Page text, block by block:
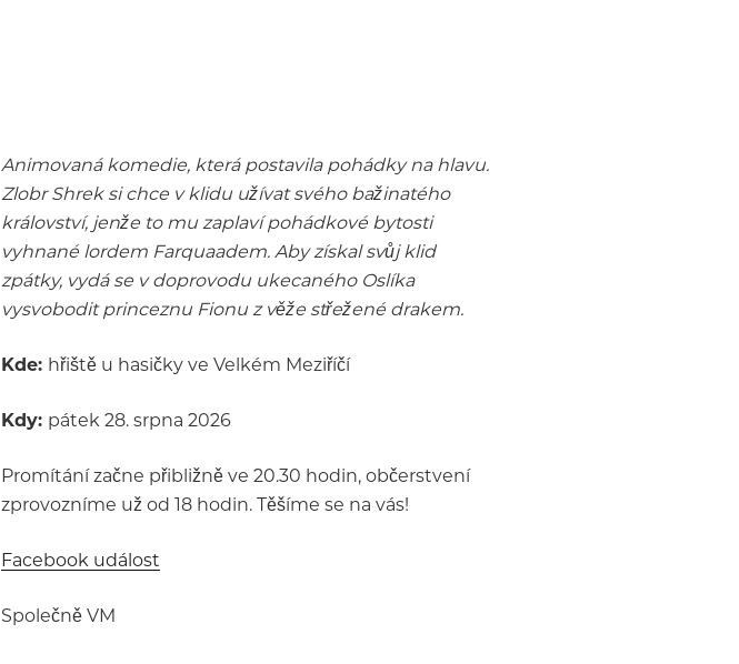
Animovaná komedie, která postavila pohádky na hlavu.
Zlobr Shrek si chce v klidu užívat svého bažinatého
království, jenže to mu zaplaví pohádkové bytosti
vyhnané lordem Farquaadem. Aby získal svůj klid
zpátky, vydá se v doprovodu ukecaného Oslíka
vysvobodit princeznu Fionu z věže střežené drakem.
Kde: hřiště u hasičky ve Velkém Meziříčí
Kdy: pátek 28. srpna 2026
Promítání začne přibližně ve 20.30 hodin, občerstvení
zprovozníme už od 18 hodin. Těšíme se na vás!
Facebook událost
Společně VM